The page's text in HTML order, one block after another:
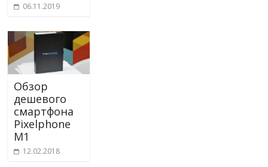
06.11.2019
Обзор
дешевого
смартфона
Pixelphone
M1
12.02.2018